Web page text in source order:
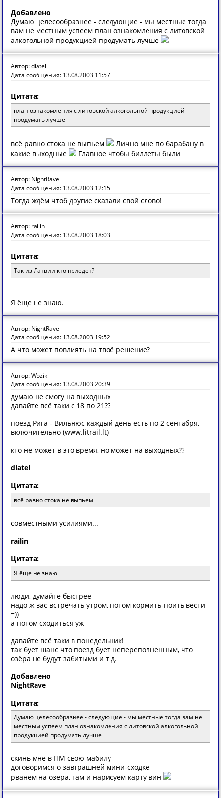
Добавлено
Думаю целесообразнее - следующие - мы местные тогда
вам не местным успеем план ознакомления с литовской
алкогольной продукцией продумать лучше
Автор: diatel
Дата сообщения: 13.08.2003 11:57
Цитата:
план ознакомления с литовской алкогольной продукцией
продумать лучше
всё равно стока не выпьем
Лично мне по барабану в
какие выходные
Главное чтобы биллеты были
Автор: NightRave
Дата сообщения: 13.08.2003 12:15
Тогда ждём чтоб другие сказали свой слово!
Автор: railin
Дата сообщения: 13.08.2003 18:03
Цитата:
Так из Латвии кто приедет?
Я ёще не знаю.
Автор: NightRave
Дата сообщения: 13.08.2003 19:52
А что может повлиять на твоё решение?
Автор: Wozik
Дата сообщения: 13.08.2003 20:39
думаю не смогу на выходных
давайте всё таки с 18 по 21??
поезд Рига - Вильнюс каждый день есть по 2 сентабря,
включительно (www.litrail.lt)
кто не можёт в это время, но можёт на выходных??
diatel
Цитата:
всё равно стока не выпьем
совместными усилиями...
railin
Цитата:
Я ёще не знаю
люди, думайте быстрее
надо ж вас встречать утром, потом кормить-поить вести
=))
а потом сходиться уж
давайте всё таки в понедельник!
так бует шанс что поезд бует непереполненным, что
озёра не будут забитыми и т.д.
Добавлено
NightRave
Цитата:
Думаю целесообразнее - следующие - мы местные тогда вам не
местным успеем план ознакомления с литовской алкогольной
продукцией продумать лучше
скинь мне в ПМ свою мабилу
договоримся о завтрашней мини-сходке
рванём на озёра, там и нарисуем карту вин